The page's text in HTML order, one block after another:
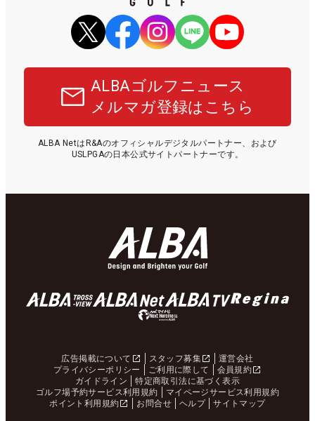
ALBAゴルフニュース
メルマガ登録はこちら
ALBA NetはR&Aのオフィシャルデジタルパートナー、および
USLPGAの日本公式サイトパートナーです。
広告掲載について スタッフ募集
運営会社
プライバシーポリシー
ご利用に際して
会員規約
ガイドライン
特定商取引法に基づく表示
ゴルフ場予約サービス利用規約
マイページサービス利用規約
ポイント利用規約
お問合せ ヘルプ サイトマップ